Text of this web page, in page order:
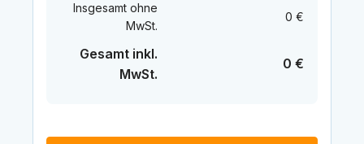
Insgesamt ohne
MwSt.
0 €
Gesamt inkl.
MwSt.
0 €